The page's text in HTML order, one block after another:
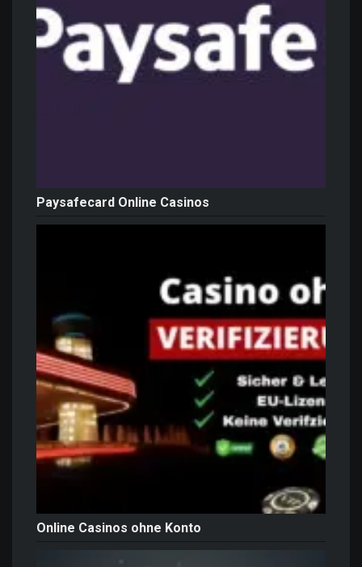
Paysafecard Online Casinos
Online Casinos ohne Konto